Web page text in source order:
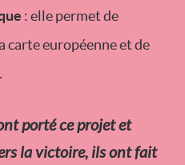
: elle permet de
carte européenne et de
porté ce projet et
la victoire, ils ont fait